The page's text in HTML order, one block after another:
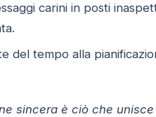
carini in posti
del tempo alla
sincera è ciò che